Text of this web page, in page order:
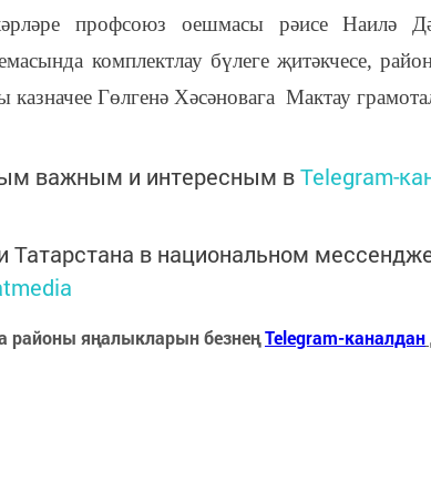
профсоюз оешмасы рәисе Наилә
комплектлау бүлеге җитәкчесе,
Гөлгенә Хәсәновага Мактау
важным и интересным вTelegram-
Татарстана в национальном
районы яңалыкларын безнеңTelegram-каналдан